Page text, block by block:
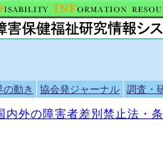
の動き 協会発ジャーナル 調査・
内外の障害者差別禁止法・